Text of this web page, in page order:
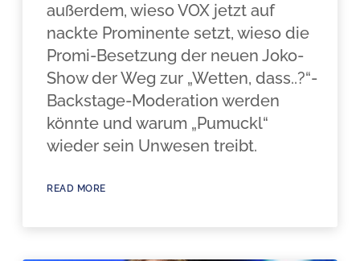
außerdem, wieso VOX jetzt auf
nackte Prominente setzt, wieso die
Promi-Besetzung der neuen Joko-
Show der Weg zur „Wetten, dass..?“-
Backstage-Moderation werden
könnte und warum „Pumuckl“
wieder sein Unwesen treibt.
READ MORE